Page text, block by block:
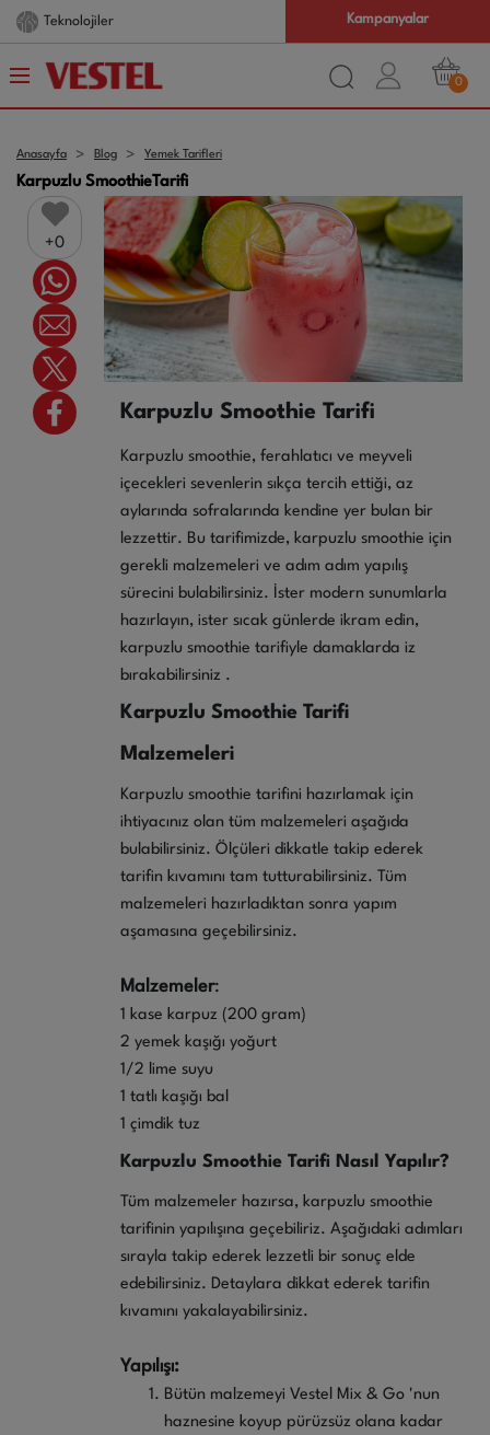
Teknolojiler Kampanyalar
0
Anasayfa Blog Yemek Tarifleri
Karpuzlu SmoothieTarifi
0
Karpuzlu Smoothie Tarifi
Karpuzlu smoothie, ferahlatıcı ve meyveli
içecekleri sevenlerin sıkça tercih ettiği, az
aylarında sofralarında kendine yer bulan bir
lezzettir. Bu tarifimizde, karpuzlu smoothie için
gerekli malzemeleri ve adım adım yapılış
sürecini bulabilirsiniz. İster modern sunumlarla
hazırlayın, ister sıcak günlerde ikram edin,
karpuzlu smoothie tarifiyle damaklarda iz
bırakabilirsiniz .
Karpuzlu Smoothie Tarifi
Malzemeleri
Karpuzlu smoothie tarifini hazırlamak için
ihtiyacınız olan tüm malzemeleri aşağıda
bulabilirsiniz. Ölçüleri dikkatle takip ederek
tarifin kıvamını tam tutturabilirsiniz. Tüm
malzemeleri hazırladıktan sonra yapım
aşamasına geçebilirsiniz.
Malzemeler:
1 kase karpuz (200 gram)
2 yemek kaşığı yoğurt
1/2 lime suyu
1 tatlı kaşığı bal
1 çimdik tuz
Karpuzlu Smoothie Tarifi Nasıl Yapılır?
Tüm malzemeler hazırsa, karpuzlu smoothie
tarifinin yapılışına geçebiliriz. Aşağıdaki adımları
sırayla takip ederek lezzetli bir sonuç elde
edebilirsiniz. Detaylara dikkat ederek tarifin
kıvamını yakalayabilirsiniz.
Yapılışı:
Bütün malzemeyi Vestel Mix & Go 'nun
haznesine koyup pürüzsüz olana kadar